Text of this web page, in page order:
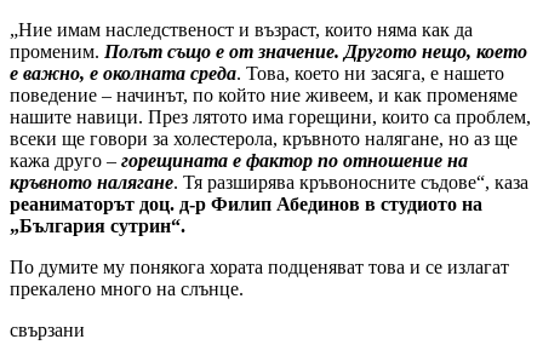
„Ние имам наследственост и възраст, които няма как да
променим. Полът също е от значение. Другото нещо, което
е важно, е околната среда. Това, което ни засяга, е нашето
поведение – начинът, по който ние живеем, и как променяме
нашите навици. През лятото има горещини, които са проблем,
всеки ще говори за холестерола, кръвното налягане, но аз ще
кажа друго – горещината е фактор по отношение на
кръвното налягане. Тя разширява кръвоносните съдове“, каза
реаниматорът доц. д-р Филип Абединов в студиото на
„България сутрин“.
По думите му понякога хората подценяват това и се излагат
прекалено много на слънце.
свързани